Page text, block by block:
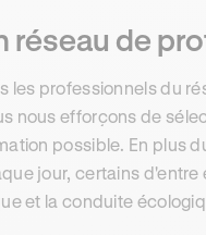
réseau de
les professionnels du
nous efforçons de
possible. En plus
jour, certains
et la conduite